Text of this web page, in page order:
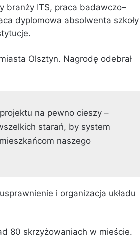
branży ITS, praca badawczo–
dyplomowa absolwenta szkoły
Olsztyn. Nagrodę odebrał
na pewno cieszy –
starań, by system
naszego
i organizacja układu
80 skrzyżowaniach w mieście.